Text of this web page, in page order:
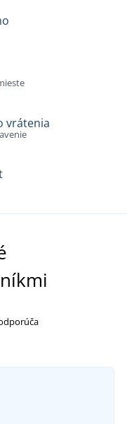
vrátenia